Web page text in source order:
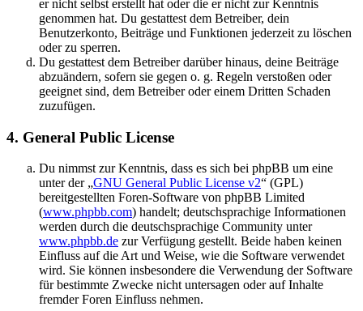
er nicht selbst erstellt hat oder die er nicht zur Kenntnis
genommen hat. Du gestattest dem Betreiber, dein
Benutzerkonto, Beiträge und Funktionen jederzeit zu löschen
oder zu sperren.
Du gestattest dem Betreiber darüber hinaus, deine Beiträge
abzuändern, sofern sie gegen o. g. Regeln verstoßen oder
geeignet sind, dem Betreiber oder einem Dritten Schaden
zuzufügen.
4. General Public License
Du nimmst zur Kenntnis, dass es sich bei phpBB um eine
unter der „GNU General Public License v2“ (GPL)
bereitgestellten Foren-Software von phpBB Limited
(www.phpbb.com) handelt; deutschsprachige Informationen
werden durch die deutschsprachige Community unter
www.phpbb.de zur Verfügung gestellt. Beide haben keinen
Einfluss auf die Art und Weise, wie die Software verwendet
wird. Sie können insbesondere die Verwendung der Software
für bestimmte Zwecke nicht untersagen oder auf Inhalte
fremder Foren Einfluss nehmen.